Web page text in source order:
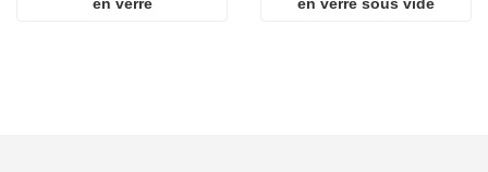
en verre
en verre sous vide